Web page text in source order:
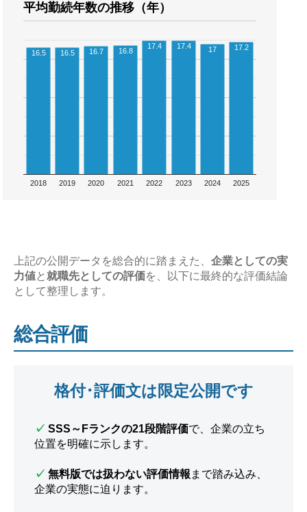
平均勤続年数の推移（年）
2018 2019 2020 2021 2022 2023 2024 2025
16.5 16.5 16.7 16.8
17.4 17.4 17 17.2
上記の公開データを総合的に踏まえた、 企業としての実
力値と就職先としての評価を、以下に最終的な評価結論
として整理します。
総合評価
格付･評価文は限定公開です
✓ SSS～Fランクの21段階評価で、企業の立ち
位置を明確に示します。
✓ 無料版では扱わない評価情報 まで踏み込み、
企業の実態に迫ります。